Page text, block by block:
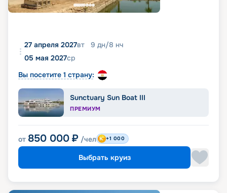
27 апреля 2027вт 9 дн/8 нч
05 мая 2027ср
Вы посетите 1 страну:
Sunctuary Sun Boat III
ПРЕМИУМ
от 850 000 ₽ /чел +1 000
Выбрать круиз